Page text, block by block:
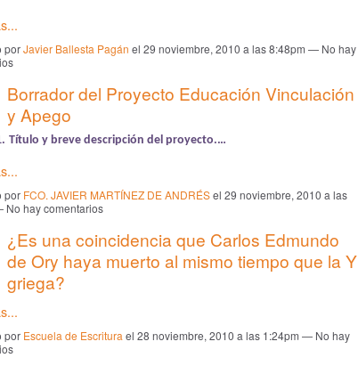
porJavier Ballesta Pagán el 29 noviembre, 2010 a las 8:48pm — No hay
Borrador del Proyecto Educación Vinculación
y Apego
Título y breve descripción del proyecto.…
por FCO. JAVIER MARTÍNEZ DE ANDRÉSel 29 noviembre, 2010 a las
No hay comentarios
¿Es una coincidencia que Carlos Edmundo
de Ory haya muerto al mismo tiempo que la Y
griega?
por Escuela de Escritura el 28 noviembre, 2010 a las 1:24pm — No hay